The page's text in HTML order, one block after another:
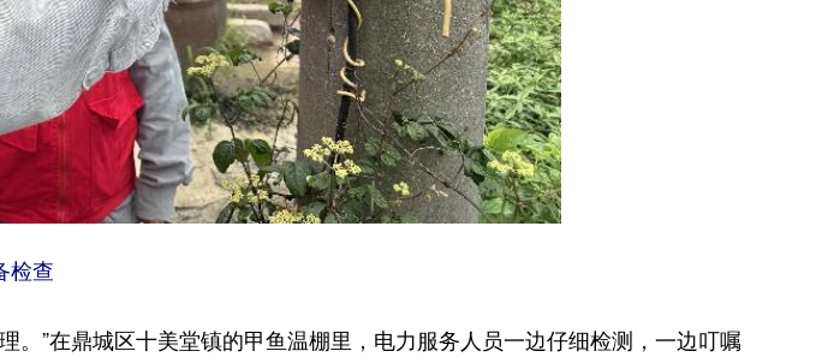
检查
”在鼎城区十美堂镇的甲鱼温棚里，电力服务人员一边仔细检测，一边叮嘱